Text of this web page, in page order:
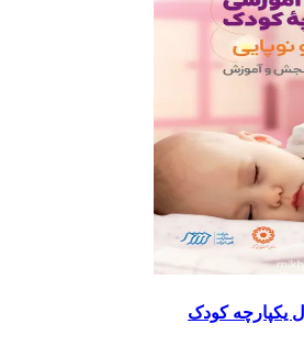
یکپارچه کودک